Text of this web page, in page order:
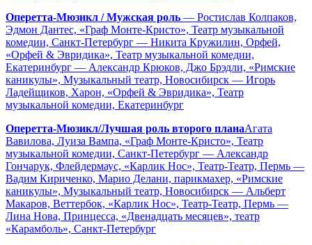
Оперетта-Мюзикл / Мужская роль — Ростислав Колпаков,
Эдмон Дантес, «Граф Монте-Кристо», Театр музыкальной
комедии, Санкт-Петербург — Никита Кружилин, Орфей,
«Орфей & Эвридика», Театр музыкальной комедии,
Екатеринбург — Александр Крюков, Джо Брэдли, «Римские
каникулы», Музыкальный театр, Новосибирск — Игорь
Ладейщиков, Харон, «Орфей & Эвридика», Театр
музыкальной комедии, Екатеринбург
Оперетта-Мюзикл/Лучшая роль второго планаАгата
Вавилова, Луиза Вампа, «Граф Монте-Кристо», Театр
музыкальной комедии, Санкт-Петербург — Александр
Гончарук, Флейдермаус, «Карлик Нос», Театр-Театр, Пермь —
Вадим Кириченко, Марио Делани, парикмахер, «Римские
каникулы», Музыкальный театр, Новосибирск — Альберт
Макаров, Веттербок, «Карлик Нос», Театр-Театр, Пермь —
Лина Нова, Принцесса, «Двенадцать месяцев», театр
«Карамболь», Санкт-Петербург